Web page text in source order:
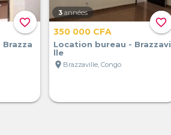
favorite_border favorite_border
3 années
350 000 CFA
Location bureau - Brazzavi
lle
location_on Brazzaville, Congo